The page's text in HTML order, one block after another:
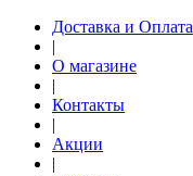
Доставка и Оплата
|
О магазине
|
Контакты
|
Акции
|